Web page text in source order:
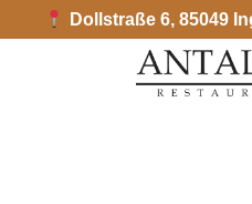
Dollstraße 6, 85049